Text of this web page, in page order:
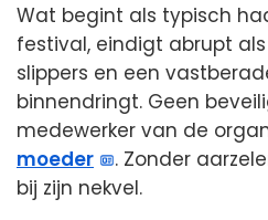
Wat begint als typisch
festival, eindigt abrupt
slippers en een
binnendringt. Geen
medewerker van de
moeder
. Zonder
bij zijn nekvel.